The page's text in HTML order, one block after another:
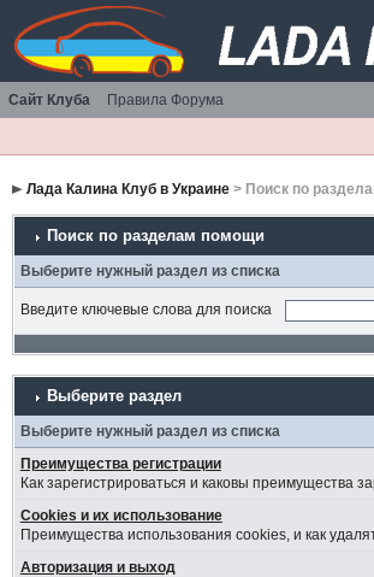
Сайт Клуба Правила Форума
Лада Калина Клуб в Украине> Поиск по
Поиск по разделам помощи
Выберите нужный раздел из списка
Введите ключевые слова для поиска
Выберите раздел
Выберите нужный раздел из списка
Преимущества регистрации
Как зарегистрироваться и каковы преимущества
Cookies и их использование
Преимущества использования cookies, и как
Авторизация и выход